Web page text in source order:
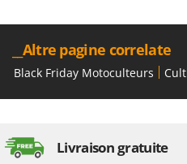
__Altre pagine correlate
Black Friday Motoculteurs
Livraison gratuite